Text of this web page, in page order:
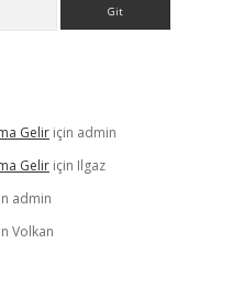
Gelir için admin
Gelir için Ilgaz
admin
Volkan